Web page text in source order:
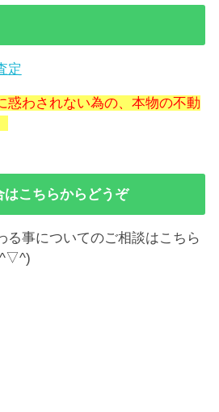
定
惑わされない為の、本物の不動
こちらからどうぞ
る事についてのご相談はこちら